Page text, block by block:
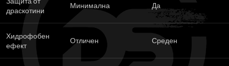
драскотини
Минимална Да
Хидрофобен
ефект
Отличен Среден